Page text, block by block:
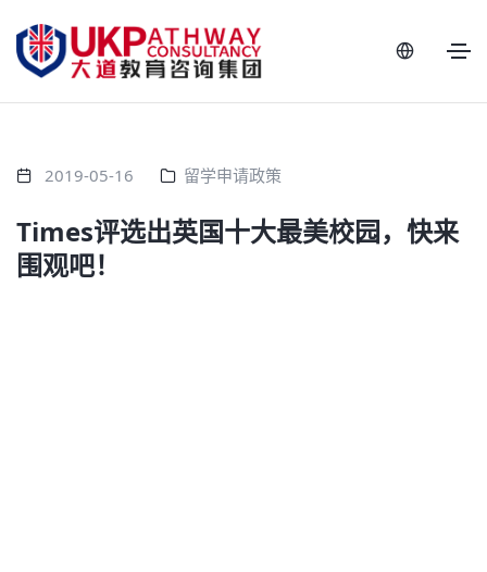
2019-05-16 留学申请政策
Times评选出英国十大最美校园，快来
围观吧！